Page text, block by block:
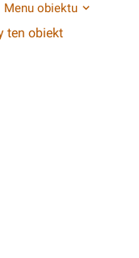
Menu obiektu
ten obiekt